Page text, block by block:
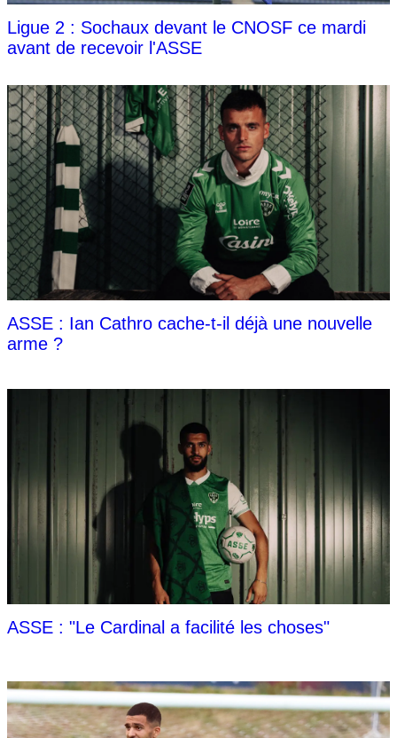
Ligue 2 : Sochaux devant le CNOSF ce mardi
avant de recevoir l'ASSE
ASSE : Ian Cathro cache-t-il déjà une nouvelle
arme ?
ASSE : "Le Cardinal a facilité les choses"